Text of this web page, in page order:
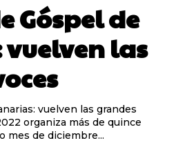
Góspel de
las
vuelven las grandes
mes de diciembre...